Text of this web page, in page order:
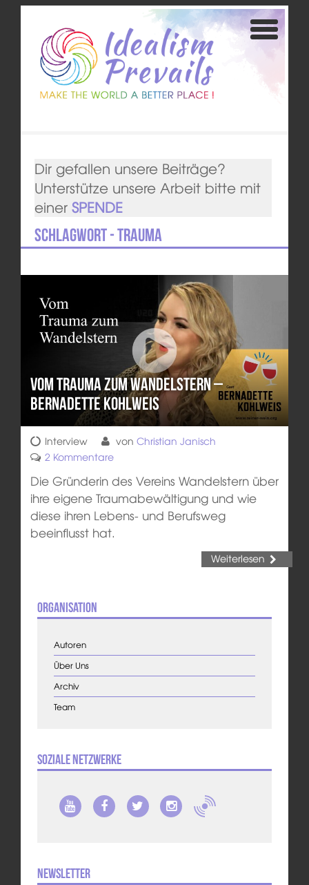
Dir gefallen unsere Beiträge?
Unterstütze unsere Arbeit bitte mit
einer SPENDE
Schlagwort - trauma
Vom Trauma zum Wandelstern –
Bernadette Kohlweis
Interview von Christian Janisch
2 Kommentare
Die Gründerin des Vereins Wandelstern über
ihre eigene Traumabewältigung und wie
diese ihren Lebens- und Berufsweg
beeinflusst hat.
Weiterlesen
Organisation
Autoren
Über Uns
Archiv
Team
Soziale Netzwerke
Newsletter